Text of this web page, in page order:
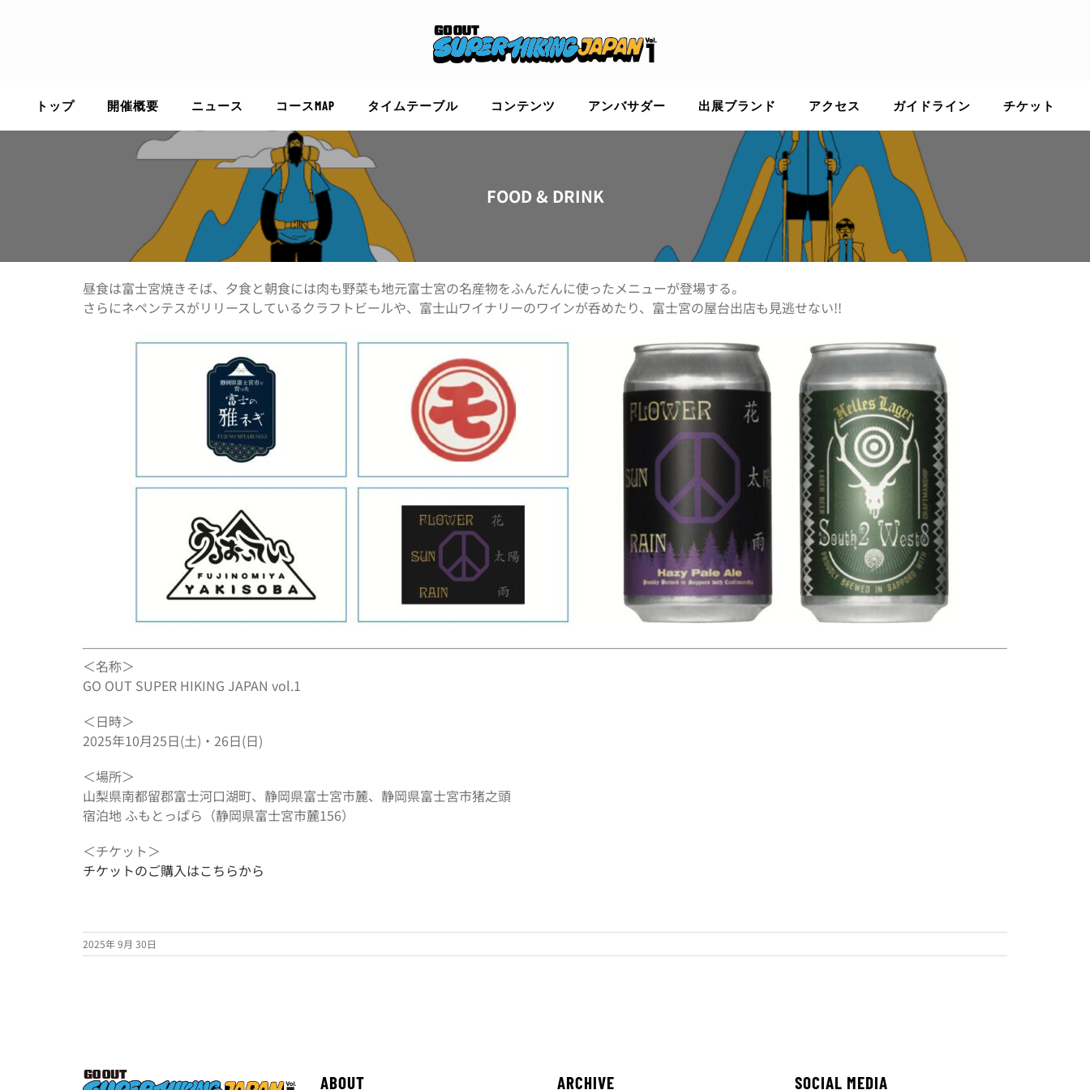
トップ 開催概要 ニュース コースMAP タイムテーブル コンテンツ アンバサダー 出展ブランド アクセス ガイドライン チケット
FOOD & DRINK
昼食は富士宮焼きそば、夕食と朝食には肉も野菜も地元富士宮の名産物をふんだんに使ったメニューが登場する。
さらにネペンテスがリリースしているクラフトビールや、富士山ワイナリーのワインが呑めたり、富士宮の屋台出店も見逃せない!!
＜名称＞
GO OUT SUPER HIKING JAPAN vol.1
＜日時＞
2025年10月25日(土)・26日(日)
＜場所＞
山梨県南都留郡富士河口湖町、静岡県富士宮市麓、静岡県富士宮市猪之頭
宿泊地 ふもとっぱら（静岡県富士宮市麓156）
＜チケット＞
チケットのご購入はこちらから
2025年 9月 30日
ABOUT ARCHIVE SOCIAL MEDIA